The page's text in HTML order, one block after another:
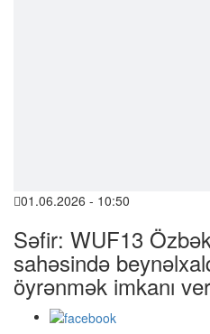
01.06.2026 - 10:50
Səfir: WUF13
sahəsində
öyrənmək imkanı